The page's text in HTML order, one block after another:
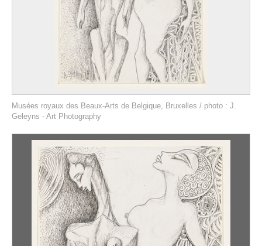
Musées royaux des Beaux-Arts de Belgique, Bruxelles / photo : J.
Geleyns - Art Photography